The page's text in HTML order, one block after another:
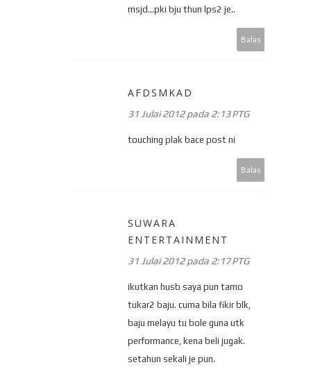
msjd...pki bju thun lps2 je..
Balas
AFDSMKAD
31 Julai 2012 pada 2:13 PTG
touching plak bace post ni
Balas
SUWARA
ENTERTAINMENT
31 Julai 2012 pada 2:17 PTG
ikutkan husb saya pun tamo
tukar2 baju. cuma bila fikir blk,
baju melayu tu bole guna utk
performance, kena beli jugak.
setahun sekali je pun.